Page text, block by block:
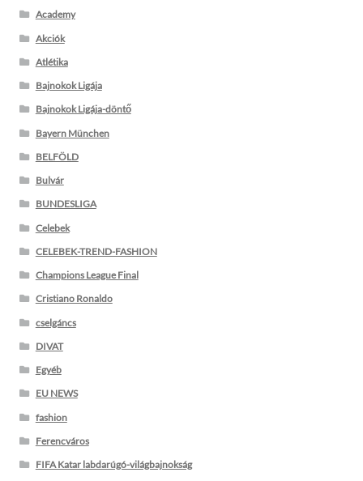
Academy
Akciók
Atlétika
Bajnokok Ligája
Bajnokok Ligája-döntő
Bayern München
BELFÖLD
Bulvár
BUNDESLIGA
Celebek
CELEBEK-TREND-FASHION
Champions League Final
Cristiano Ronaldo
cselgáncs
DIVAT
Egyéb
EU NEWS
fashion
Ferencváros
FIFA Katar labdarúgó-világbajnokság